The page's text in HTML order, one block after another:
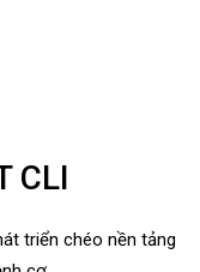
CLI
triển chéo nền tảng